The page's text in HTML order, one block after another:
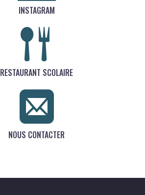
INSTAGRAM
RESTAURANT SCOLAIRE
NOUS CONTACTER